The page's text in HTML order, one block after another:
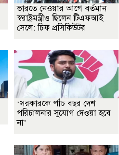
ভারতে নেওয়ার আগে বর্তমান
স্বরাষ্ট্রমন্ত্রীও ছিলেন টিএফআই
সেলে: চিফ প্রসিকিউটর
‘সরকারকে পাঁচ বছর দেশ
পরিচালনার সুযোগ দেওয়া হবে
না’